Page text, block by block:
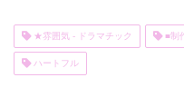
★雰囲気 - ドラマチック ■制
ハートフル